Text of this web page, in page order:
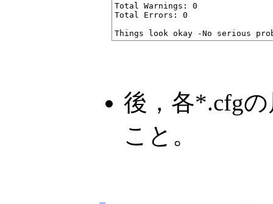
Total Warnings: 0
Total Errors: 0
後，各*.cfg
こと。